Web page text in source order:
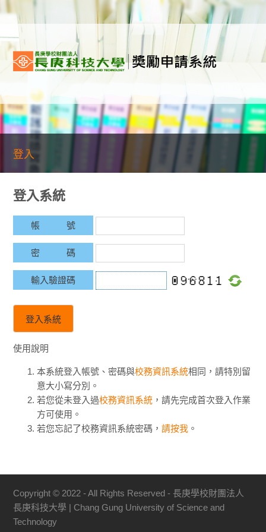
登入
登入系統
帳 號
密 碼
輸入驗證碼
使用說明
本系統登入帳號、密碼與校務資訊系統相同，請特別留
意大小寫分別。
若您從未登入過校務資訊系統 ，請先完成首次登入作業
方可使用。
若您忘記了校務資訊系統密碼，請按我 。
Copyright © 2022 - All Rights Reserved - 長庚學校財團法人
長庚科技大學 | Chang Gung University of Science and
Technology